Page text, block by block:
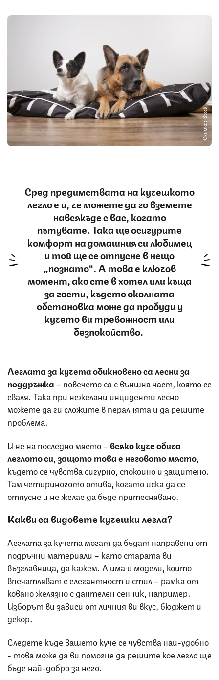
Снимка: iStock
Сред предимствата на кучешкото
легло е и, че можете да го вземете
навсякъде с вас, когато
пътувате. Така ще осигурите
комфорт на домашния си любимец
и той ще се отпусне в нещо
„познато“. А това е ключов
момент, ако сте в хотел или къща
за гости, където околната
обстановка може да пробуди у
кучето ви тревожност или
безпокойство.
Леглата за кучета обикновено са лесни за
поддръжка – повечето са с външна част, която се
сваля. Така при нежелани инциденти лесно
можете да ги сложите в пералнята и да решите
проблема.
И не на последно място –всяко куче обича
леглото си, защото това е неговото място
където се чувства сигурно, спокойно и защитено.
Там четириногото отива, когато иска да се
отпусне и не желае да бъде притеснявано.
Какви са видовете кучешки легла?
Леглата за кучета могат да бъдат направени от
подръчни материали – като старата ви
възглавница, да кажем. А има и модели, които
впечатляват с елегантност и стил – рамка от
ковано желязно с дантелен сенник, например.
Изборът ви зависи от личния ви вкус, бюджет и
декор.
Следете къде вашето куче се чувства най-удобно
- това може да ви помогне да решите кое легло ще
бъде най-добро за него.